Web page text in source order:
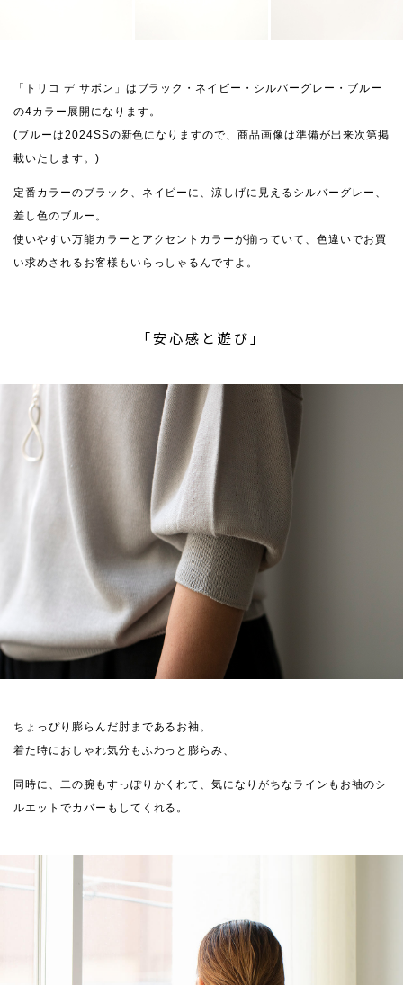
「トリコ デ サボン」はブラック・ネイビー・シルバーグレー・ブルー
の4カラー展開になります。
(ブルーは2024SSの新色になりますので、商品画像は準備が出来次第掲
載いたします。)
定番カラーのブラック、ネイビーに、涼しげに見えるシルバーグレー、
差し色のブルー。
使いやすい万能カラーとアクセントカラーが揃っていて、色違いでお買
い求めされるお客様もいらっしゃるんですよ。
「安心感と遊び」
ちょっぴり膨らんだ肘まであるお袖。
着た時におしゃれ気分もふわっと膨らみ、
同時に、二の腕もすっぽりかくれて、気になりがちなラインもお袖のシ
ルエットでカバーもしてくれる。